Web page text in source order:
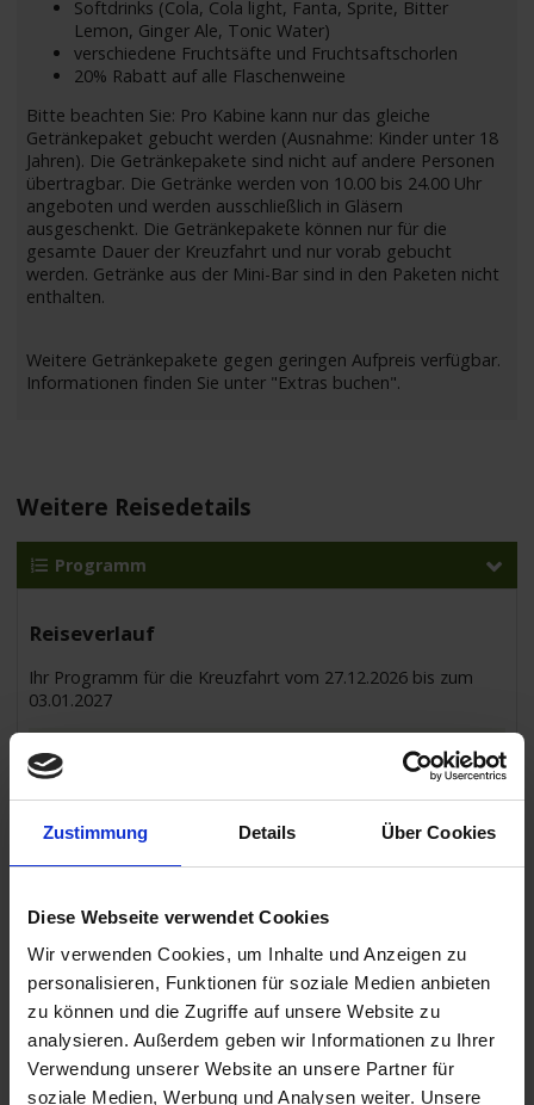
Zustimmung Details Über Cookies
Diese Webseite verwendet Cookies
Wir verwenden Cookies, um Inhalte und Anzeigen zu
personalisieren, Funktionen für soziale Medien anbieten
zu können und die Zugriffe auf unsere Website zu
analysieren. Außerdem geben wir Informationen zu Ihrer
Verwendung unserer Website an unsere Partner für
soziale Medien, Werbung und Analysen weiter. Unsere
Softdrinks (Cola, Cola light, Fanta, Sprite, Bitter
Lemon, Ginger Ale, Tonic Water)
verschiedene Fruchtsäfte und Fruchtsaftschorlen
20% Rabatt auf alle Flaschenweine
Bitte beachten Sie: Pro Kabine kann nur das gleiche
Getränkepaket gebucht werden (Ausnahme: Kinder unter 18
Jahren). Die Getränkepakete sind nicht auf andere Personen
übertragbar. Die Getränke werden von 10.00 bis 24.00 Uhr
angeboten und werden ausschließlich in Gläsern
ausgeschenkt. Die Getränkepakete können nur für die
gesamte Dauer der Kreuzfahrt und nur vorab gebucht
werden. Getränke aus der Mini-Bar sind in den Paketen nicht
enthalten.
Weitere Getränkepakete gegen geringen Aufpreis verfügbar.
Informationen finden Sie unter "Extras buchen".
Weitere Reisedetails
Programm
Reiseverlauf
Ihr Programm für die Kreuzfahrt vom 27.12.2026 bis zum
03.01.2027
15.30 Uhr
28.12.2026
Halbtagesausflug: Europäisches Brüssel und königliche Pracht
Halbtagesausflug: Flämisches Antwerpen an der Schelde
09.30 Uhr
Antwerpen / Belgien
Fahrt auf der Oosterschelde, Volkerak & Hollands Die